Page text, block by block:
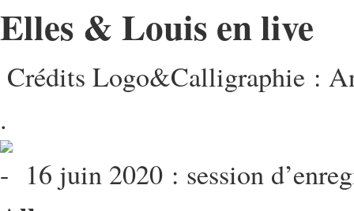
Elles & Louis en live
Crédits Logo&Calligraphie :
.
16 juin 2020 : session